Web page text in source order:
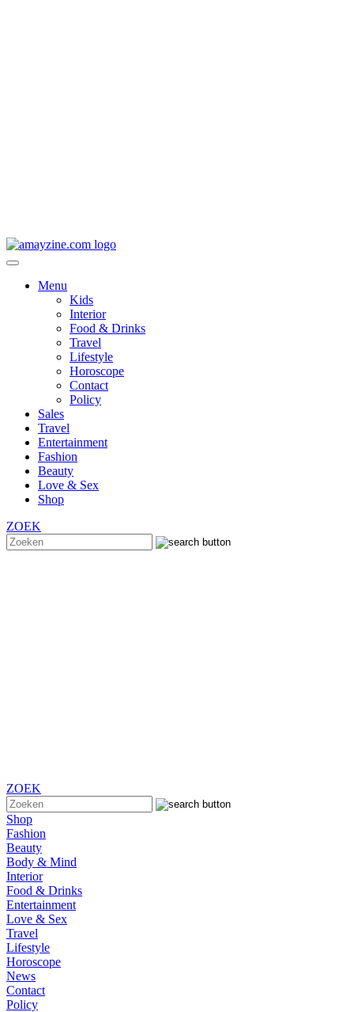
Menu
Kids
Interior
Food & Drinks
Travel
Lifestyle
Horoscope
Contact
Policy
Sales
Travel
Entertainment
Fashion
Beauty
Love & Sex
Shop
ZOEK
ZOEK
Shop
Fashion
Beauty
Body & Mind
Interior
Food & Drinks
Entertainment
Love & Sex
Travel
Lifestyle
Horoscope
News
Contact
Policy